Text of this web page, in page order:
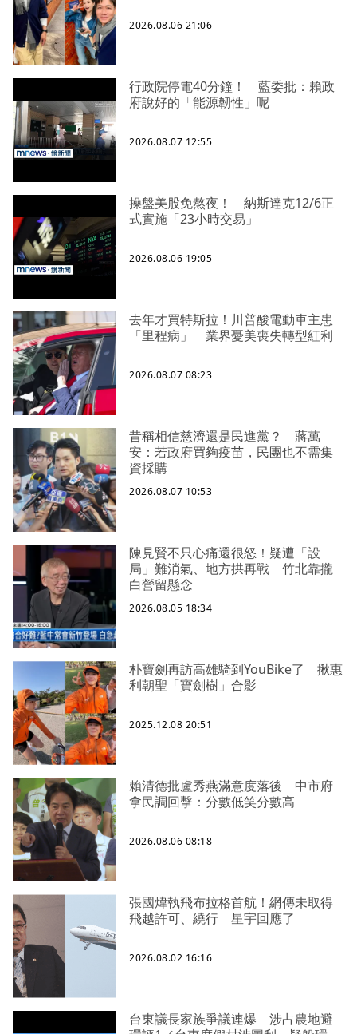
2026.08.06 21:06
行政院停電40分鐘！ 藍委批：賴政
府說好的「能源韌性」呢
2026.08.07 12:55
操盤美股免熬夜！ 納斯達克12/6正
式實施「23小時交易」
2026.08.06 19:05
去年才買特斯拉！川普酸電動車主患
「里程病」 業界憂美喪失轉型紅利
2026.08.07 08:23
昔稱相信慈濟還是民進黨？ 蔣萬
安：若政府買夠疫苗，民團也不需集
資採購
2026.08.07 10:53
陳見賢不只心痛還很怒！疑遭「設
局」難消氣、地方拱再戰 竹北靠攏
白營留懸念
2026.08.05 18:34
朴寶劍再訪高雄騎到YouBike了 揪惠
利朝聖「寶劍樹」合影
2025.12.08 20:51
賴清德批盧秀燕滿意度落後 中市府
拿民調回擊：分數低笑分數高
2026.08.06 08:18
張國煒執飛布拉格首航！網傳未取得
飛越許可、繞行 星宇回應了
2026.08.02 16:16
台東議長家族爭議連爆 涉占農地避